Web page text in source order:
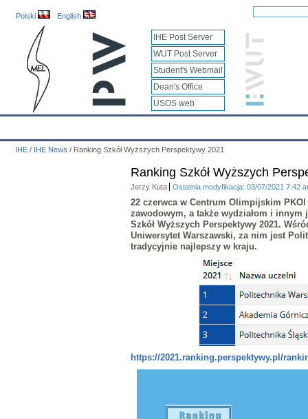
Polski English
IHE Post Server
WUT Post Server
Student's Webmail
Dean's Office
USOS web
IHE / IHE News / Ranking Szkół Wyższych Perspektywy 2021
Ranking Szkół Wyższych
Jerzy Kuta Ostatnia modyfikacja: 03/07/2021 7:42
22 czerwca w Centrum Olimpijskim
zawodowym, a także wydziałom i
Szkół Wyższych Perspektywy 2021.
Uniwersytet Warszawski, za nim jest
tradycyjnie najlepszy w kraju.
https://2021.ranking.perspektywy.pl/